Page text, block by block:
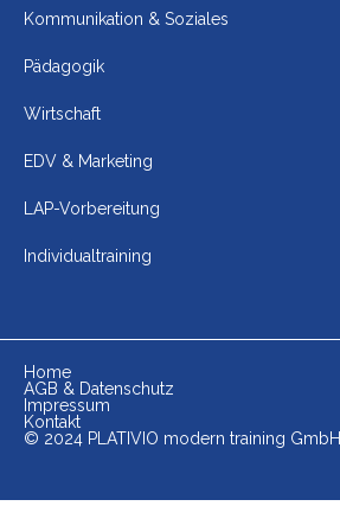
Kommunikation & Soziales
Pädagogik
Wirtschaft
EDV & Marketing
LAP-Vorbereitung
Individualtraining
Home
AGB & Datenschutz
Impressum
Kontakt
© 2024 PLATIVIO modern training GmbH